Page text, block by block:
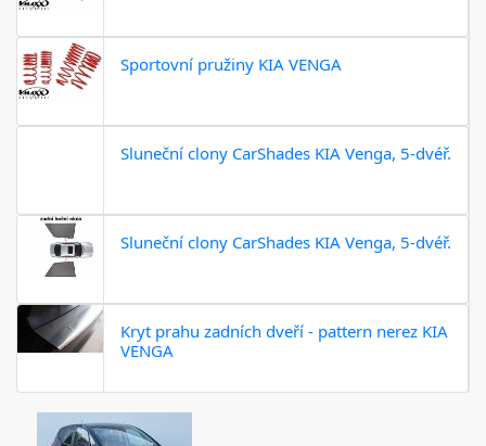
Sportovní pružiny KIA VENGA
Sluneční clony CarShades KIA Venga, 5-dvéř.
Sluneční clony CarShades KIA Venga, 5-dvéř.
Kryt prahu zadních dveří - pattern nerez KIA
VENGA